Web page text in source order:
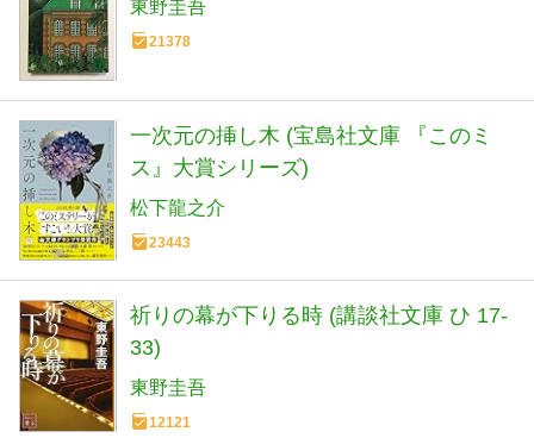
東野圭吾
21378
一次元の挿し木 (宝島社文庫 『このミ
ス』大賞シリーズ)
松下龍之介
23443
祈りの幕が下りる時 (講談社文庫 ひ 17-
33)
東野圭吾
12121